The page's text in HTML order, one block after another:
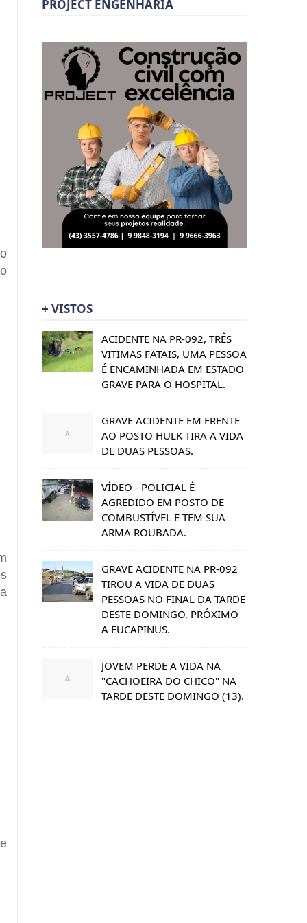
PROJECT ENGENHARIA
+ VISTOS
ACIDENTE NA PR-092, TRÊS
VITIMAS FATAIS, UMA PESSOA
É ENCAMINHADA EM ESTADO
GRAVE PARA O HOSPITAL.
GRAVE ACIDENTE EM FRENTE
AO POSTO HULK TIRA A VIDA
DE DUAS PESSOAS.
VÍDEO - POLICIAL É
AGREDIDO EM POSTO DE
COMBUSTÍVEL E TEM SUA
ARMA ROUBADA.
GRAVE ACIDENTE NA PR-092
TIROU A VIDA DE DUAS
PESSOAS NO FINAL DA TARDE
DESTE DOMINGO, PRÓXIMO
A EUCAPINUS.
JOVEM PERDE A VIDA NA
"CACHOEIRA DO CHICO" NA
TARDE DESTE DOMINGO (13).